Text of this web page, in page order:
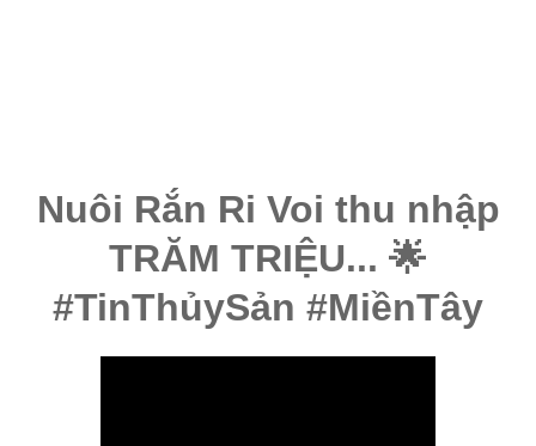
Nuôi Rắn Ri Voi thu nhập
TRĂM TRIỆU... 🌟
#TinThủySản #MiềnTây